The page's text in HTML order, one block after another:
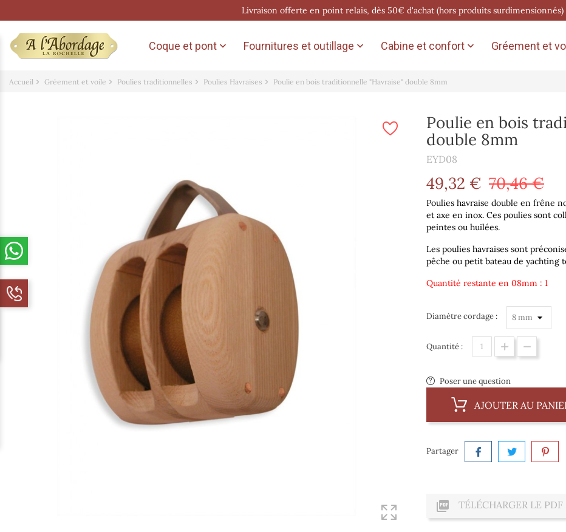
Livraison offerte en point relais, dès 50€ d'achat (hors produits surdimensionnés)
Coque et pont  Fournitures et outillage  Cabine et confort  Gréement et
Accueil Gréement et voile Poulies traditionnelles Poulies Havraises Poulie en bois traditionnelle "Havraise" double 8mm
Poulie en bois
double 8mm
EYD08
49,32 € 70,46 €
Poulies havraise double en frêne
et axe en inox. Ces poulies sont
peintes ou huilées.
Les poulies havraises sont
pêche ou petit bateau de yachting
Quantité restante en 08mm : 1
Diamètre cordage :
Quantité :
Poser une question
AJOUTER AU
Partager
 TÉLÉCHARGER LE PDF